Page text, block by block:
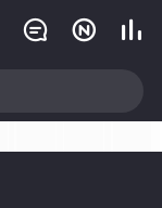
  